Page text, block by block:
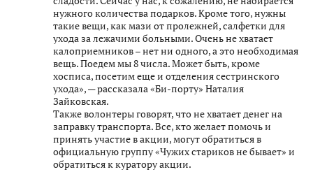
нужного количества подарков. Кроме того, нужны
такие вещи, как мази от пролежней, салфетки для
ухода за лежачими больными. Очень не хватает
калоприемников – нет ни одного, а это необходимая
вещь. Поедем мы 8 числа. Может быть, кроме
хосписа, посетим еще и отделения сестринского
ухода», — рассказала «Би-порту» Наталия
Зайковская.
Также волонтеры говорят, что не хватает денег на
заправку транспорта. Все, кто желает помочь и
принять участие в акции, могут обратиться в
официальную группу «Чужих стариков не бывает» и
обратиться к куратору акции.